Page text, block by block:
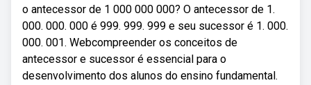
o antecessor de 1 000 000 000? O antecessor de 1.
000. 000. 000 é 999. 999. 999 e seu sucessor é 1. 000.
000. 001. Webcompreender os conceitos de
antecessor e sucessor é essencial para o
desenvolvimento dos alunos do ensino fundamental.